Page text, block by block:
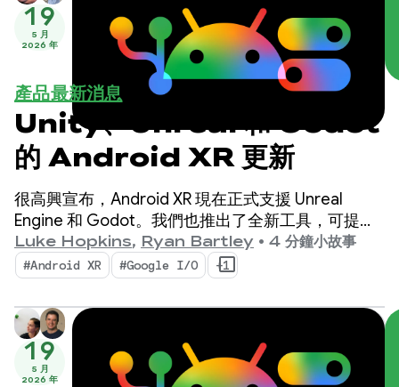
19
5 月
2026 年
產品最新消息
Unity、Unreal 和 Godot
的 Android XR 更新
很高興宣布，Android XR 現在正式支援 Unreal
Engine 和 Godot。我們也推出了全新工具，可提升
工作效率並啟用新的 XR 功能：Android XR 引擎中樞
和 Android XR 互動架構。
Luke Hopkins, Ryan Bartley • 4 分鐘小故事
#Android XR #Google I/O +1
19
5 月
2026 年